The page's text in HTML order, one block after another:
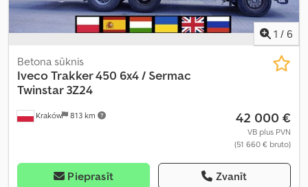
1 / 6
Kraków 813 km
Betona sūknis
IvecoTrakker 450 6x4 / Sermac
Twinstar 3Z24
42 000 €
VB plus PVN
(51 660 € bruto)
Pieprasīt Zvanīt